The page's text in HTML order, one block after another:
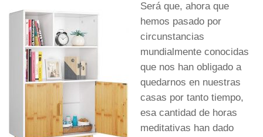
Será que, ahora que
hemos pasado por
circunstancias
mundialmente conocidas
que nos han obligado a
quedarnos en nuestras
casas por tanto tiempo,
esa cantidad de horas
meditativas han dado